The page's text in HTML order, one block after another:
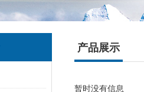
产品展示
暂时没有信息